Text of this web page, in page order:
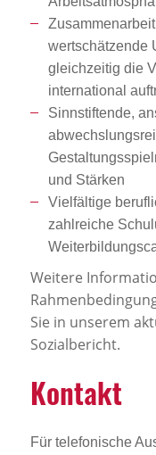
wertschätzende
gleichzeitig die
international
Sinnstiftende,
und Stärken
Vielfältige
zahlreiche
Weitere
Sie in unserem
Sozialbericht.
Kontakt
Für telefonische